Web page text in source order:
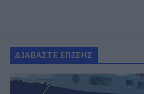
ΔΙΑΒΑΣΤΕ ΕΠΙΣΗΣ